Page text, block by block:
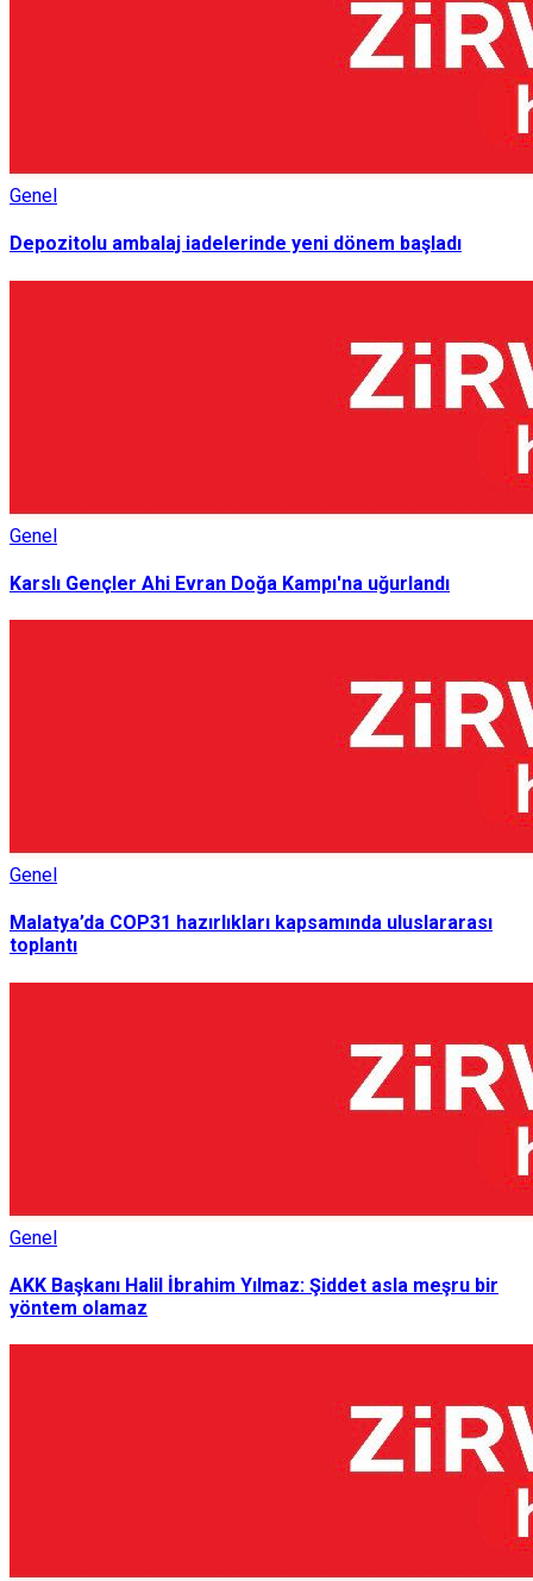
Genel
Depozitolu ambalaj iadelerinde yeni dönem başladı
Genel
Karslı Gençler Ahi Evran Doğa Kampı'na uğurlandı
Genel
Malatya’da COP31 hazırlıkları kapsamında uluslararası
toplantı
Genel
AKK Başkanı Halil İbrahim Yılmaz: Şiddet asla meşru bir
yöntem olamaz